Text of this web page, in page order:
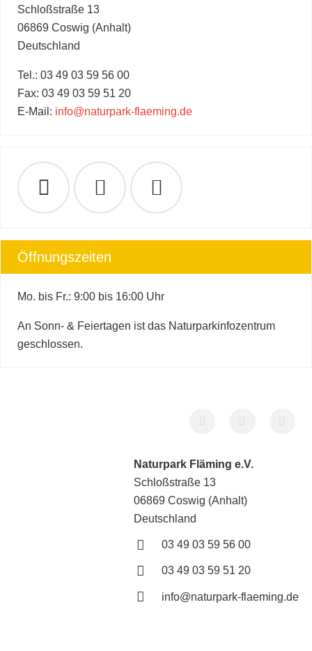
Schloßstraße 13
06869 Coswig (Anhalt)
Deutschland
Tel.: 03 49 03 59 56 00
Fax: 03 49 03 59 51 20
E-Mail: info@naturpark-flaeming.de
Öffnungszeiten
Mo. bis Fr.: 9:00 bis 16:00 Uhr
An Sonn- & Feiertagen ist das Naturparkinfozentrum
geschlossen.
Naturpark Fläming e.V.
Schloßstraße 13
06869 Coswig (Anhalt)
Deutschland
03 49 03 59 56 00
03 49 03 59 51 20
info@naturpark-flaeming.de